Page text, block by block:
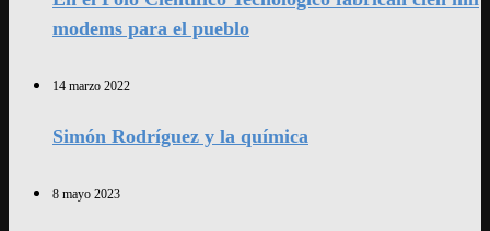
modems para el pueblo
14 marzo 2022
Simón Rodríguez y la química
8 mayo 2023